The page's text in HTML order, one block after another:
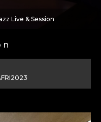
Live & Session
FRI2023